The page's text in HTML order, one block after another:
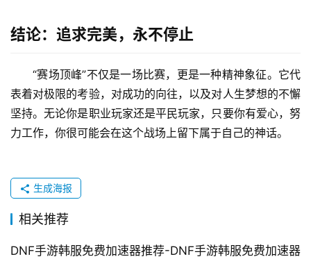
结论：追求完美，永不停止
“赛场顶峰”不仅是一场比赛，更是一种精神象征。它代
表着对极限的考验，对成功的向往，以及对人生梦想的不懈
坚持。无论你是职业玩家还是平民玩家，只要你有爱心，努
力工作，你很可能会在这个战场上留下属于自己的神话。
生成海报
相关推荐
DNF手游韩服免费加速器推荐-DNF手游韩服免费加速器